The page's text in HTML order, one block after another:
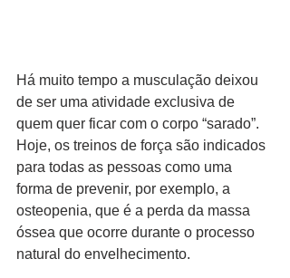
Há muito tempo a musculação deixou
de ser uma atividade exclusiva de
quem quer ficar com o corpo “sarado”.
Hoje, os treinos de força são indicados
para todas as pessoas como uma
forma de prevenir, por exemplo, a
osteopenia, que é a perda da massa
óssea que ocorre durante o processo
natural do envelhecimento.